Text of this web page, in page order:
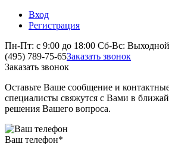
Вход
Регистрация
Пн-Пт: с 9:00 до 18:00 Сб-Вс: Выходной
(495) 789-75-65Заказать звонок
Заказать звонок
Оставьте Ваше сообщение и
специалисты свяжутся с Вами в
решения Вашего вопроса.
Ваш телефон*